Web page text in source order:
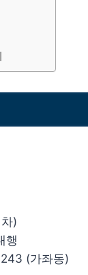
)
행
(가좌동)